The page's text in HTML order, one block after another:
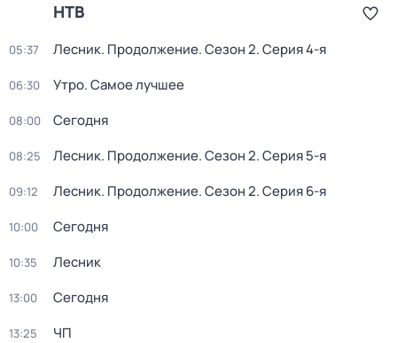
НТВ
05:37 Лесник. Продолжение. Сезон 2. Серия 4-я
06:30 Утро. Самое лучшее
08:00 Сегодня
08:25 Лесник. Продолжение. Сезон 2. Серия 5-я
09:12 Лесник. Продолжение. Сезон 2. Серия 6-я
10:00 Сегодня
10:35 Лесник
13:00 Сегодня
13:25 ЧП